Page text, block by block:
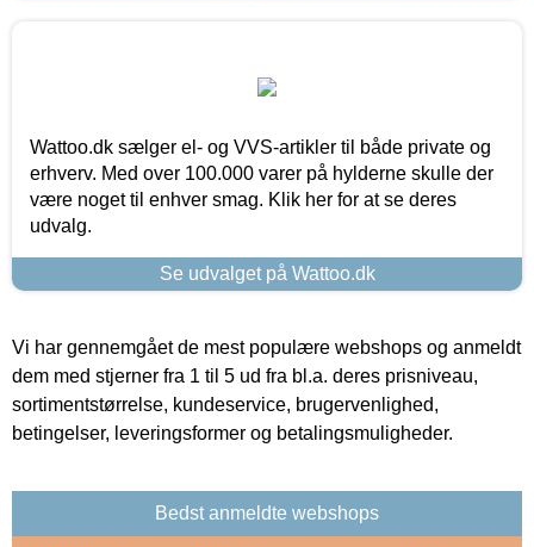
Wattoo.dk sælger el- og VVS-artikler til både private og
erhverv. Med over 100.000 varer på hylderne skulle der
være noget til enhver smag. Klik her for at se deres
udvalg.
Se udvalget på Wattoo.dk
Vi har gennemgået de mest populære webshops og anmeldt
dem med stjerner fra 1 til 5 ud fra bl.a. deres prisniveau,
sortimentstørrelse, kundeservice, brugervenlighed,
betingelser, leveringsformer og betalingsmuligheder.
Bedst anmeldte webshops